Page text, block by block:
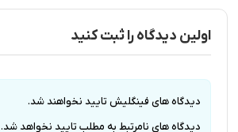
اولین دیدگاه را ثبت کنید
دیدگاه های فینگلیش تایید نخواهند شد.
دیدگاه های نامرتبط به مطلب تایید نخواهد شد.